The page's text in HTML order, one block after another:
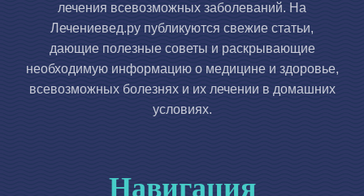
лечения всевозможных заболеваний. На
Лечениевед.ру публикуются свежие статьи,
дающие полезные советы и раскрывающие
необходимую информацию о медицине и здоровье,
всевозможных болезнях и их лечении в домашних
условиях.
Навигация